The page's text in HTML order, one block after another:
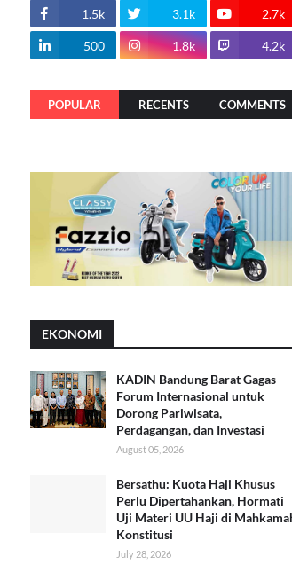
1.5k 3.1k 2.7k
500 1.8k 4.2k
POPULAR RECENTS COMMENTS
EKONOMI
KADIN Bandung Barat Gagas
Forum Internasional untuk
Dorong Pariwisata,
Perdagangan, dan Investasi
August 05, 2026
Bersathu: Kuota Haji Khusus
Perlu Dipertahankan, Hormati
Uji Materi UU Haji di
Konstitusi
July 28, 2026